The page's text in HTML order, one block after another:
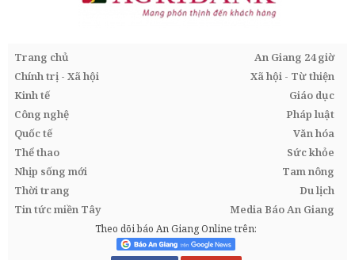
Trang chủ
An Giang 24 giờ
Chính trị - Xã hội
Xã hội - Từ thiện
Kinh tế
Giáo dục
Công nghệ
Pháp luật
Quốc tế
Văn hóa
Thể thao
Sức khỏe
Nhịp sống mới
Tam nông
Thời trang
Du lịch
Tin tức miền Tây
Media Báo An Giang
Theo dõi báo An Giang Online trên: